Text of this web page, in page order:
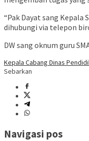
“Pak Dayat sang
dihubungi via telepon
DW sang oknum guru
Kepala Cabang Dinas
Sebarkan
Navigasi pos